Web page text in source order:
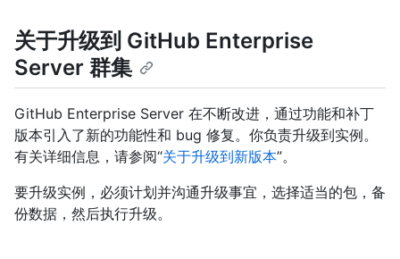
关于升级到 GitHub Enterprise
Server 群集
GitHub Enterprise Server 在不断改进，通过功能和补丁
版本引入了新的功能性和 bug 修复。你负责升级到实例。
有关详细信息，请参阅“关于升级到新版本”。
要升级实例，必须计划并沟通升级事宜，选择适当的包，备
份数据，然后执行升级。